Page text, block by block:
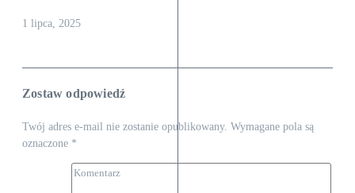
1 lipca, 2025
Zostaw odpowiedź
Twój adres e-mail nie zostanie opublikowany. Wymagane pola są
oznaczone *